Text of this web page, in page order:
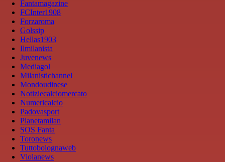
Fantamagazine
FCInter1908
Forzaroma
Golssip
Hellas1903
Ilmilanista
Juvenews
Mediagol
Milanistichannel
Mondoudinese
Notiziecalciomercato
Numericalcio
Padovasport
Pianetamilan
SOS Fanta
Toronews
Tuttobolognaweb
Violanews